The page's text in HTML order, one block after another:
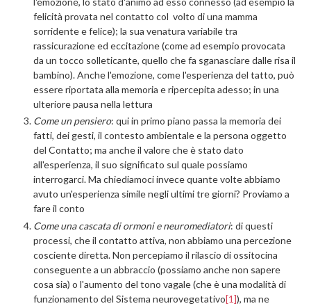
felicità provata nel contatto col volto di una mamma
sorridente e felice); la sua venatura variabile tra
rassicurazione ed eccitazione (come ad esempio provocata
da un tocco solleticante, quello che fa sganasciare dalle risa il
bambino). Anche l'emozione, come l'esperienza del tatto, può
essere riportata alla memoria e ripercepita adesso; in una
ulteriore pausa nella lettura
Come un pensiero: qui in primo piano passa la memoria dei
fatti, dei gesti, il contesto ambientale e la persona oggetto
del Contatto; ma anche il valore che è stato dato
all'esperienza, il suo significato sul quale possiamo
interrogarci. Ma chiediamoci invece quante volte abbiamo
avuto un'esperienza simile negli ultimi tre giorni? Proviamo a
fare il conto
Come una cascata di ormoni e neuromediatori: di questi
processi, che il contatto attiva, non abbiamo una percezione
cosciente diretta. Non percepiamo il rilascio di ossitocina
conseguente a un abbraccio (possiamo anche non sapere
cosa sia) o l'aumento del tono vagale (che è una modalità di
funzionamento del Sistema neurovegetativo[1]), ma ne